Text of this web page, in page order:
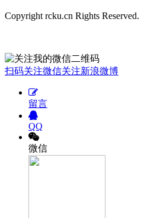
Copyright rcku.cn Rights Reserved.
扫码关注微信关注新浪微博
留言
QQ
微信